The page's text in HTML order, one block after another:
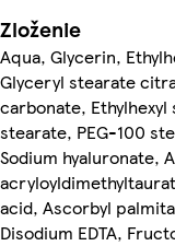
Zloženie
Aqua, Glycerin,
Glyceryl stearate
carbonate,
stearate, PEG-100
Sodium hyaluronate,
acid, Ascorbyl
Disodium EDTA,